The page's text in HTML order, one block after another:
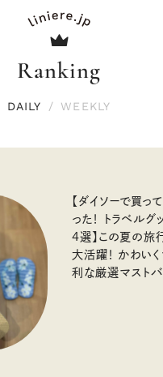
Ranking
DAILY / WEEKLY
【ダイソーで買っ
った！ トラベルグ
4選】この夏の旅
大活躍！ かわい
利な厳選マストバ